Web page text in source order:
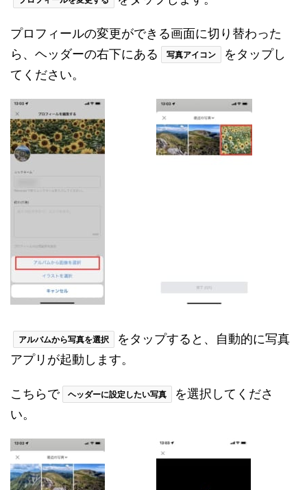
プロフィールの変更ができる画面に切り替わった
ら、ヘッダーの右下にある
写真アイコン
をタップし
てください。
アルバムから写真を選択
をタップすると、自動的に写真
アプリが起動します。
こちらで ヘッダーに設定したい写真
を選択してくださ
い。